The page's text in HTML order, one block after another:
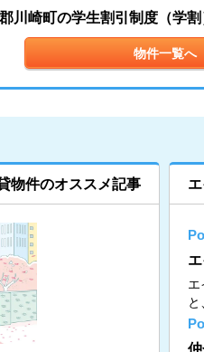
川崎町の学生割引制度（学
物件一覧へ
物件のオススメ記事
エ